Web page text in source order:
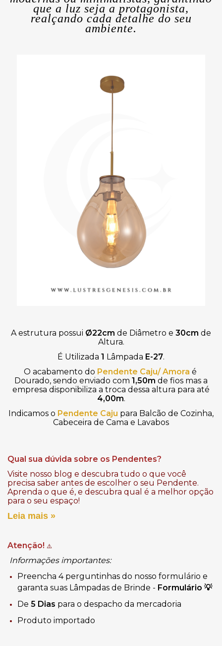
que a luz seja a protagonista,
realçando cada detalhe do seu
ambiente.
A estrutura possui Ø22cm de Diâmetro e 30cm de
Altura.
É Utilizada 1 Lâmpada E-27.
O acabamento do Pendente Caju/ Amora é
Dourado, sendo enviado com 1,50m de fios mas a
empresa disponibiliza a troca dessa altura para até
4,00m.
Indicamos o Pendente Caju para Balcão de Cozinha,
Cabeceira de Cama e Lavabos
Qual sua dúvida sobre os Pendentes?
Visite nosso blog e descubra tudo o que você
precisa saber antes de escolher o seu Pendente.
Aprenda o que é, e descubra qual é a melhor opção
para o seu espaço!
Leia mais »
Atenção! ⚠️
Informações importantes:
Preencha 4 perguntinhas do nosso formulário e
garanta suas Lâmpadas de Brinde - Formulário 💡
De 5 Dias para o despacho da mercadoria
Produto importado